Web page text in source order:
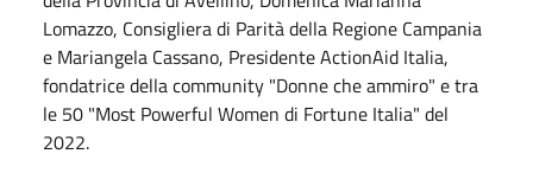
Lomazzo, Consigliera di Parità della Regione Campania
e Mariangela Cassano, Presidente ActionAid Italia,
fondatrice della community "Donne che ammiro" e tra
le 50 "Most Powerful Women di Fortune Italia" del
2022.